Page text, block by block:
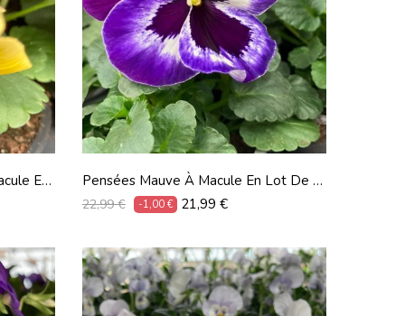
En
Pensées Mauve À Macule En Lot De 9
Pots De 9 Cm
Prix
22,99 € -1,00 € Prix
21,99 €